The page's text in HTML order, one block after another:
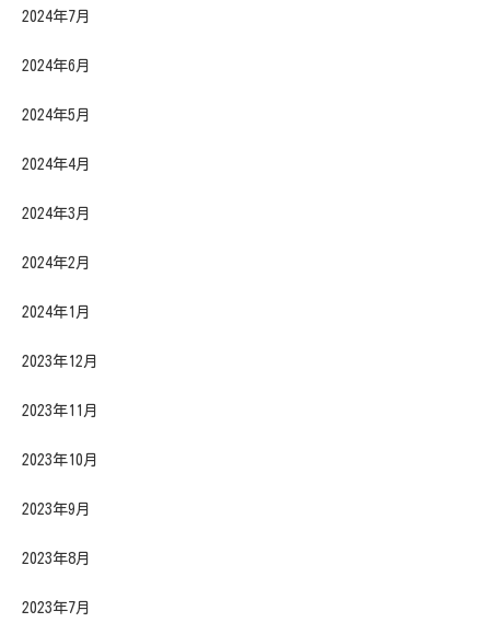
2024年7月
2024年6月
2024年5月
2024年4月
2024年3月
2024年2月
2024年1月
2023年12月
2023年11月
2023年10月
2023年9月
2023年8月
2023年7月